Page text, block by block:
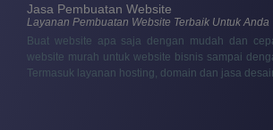
Jasa Pembuatan Website
Layanan Pembuatan Website Terbaik Untuk Anda
Buat website apa saja dengan mudah dan
website murah untuk website bisnis sampai
Termasuk layanan hosting, domain dan jasa